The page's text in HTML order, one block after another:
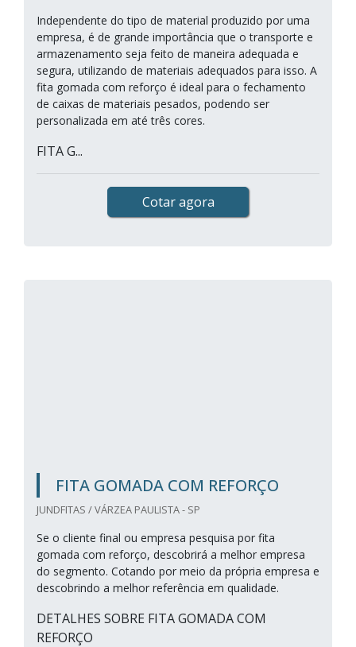
Independente do tipo de material produzido por uma
empresa, é de grande importância que o transporte e
armazenamento seja feito de maneira adequada e
segura, utilizando de materiais adequados para isso. A
fita gomada com reforço é ideal para o fechamento
de caixas de materiais pesados, podendo ser
personalizada em até três cores.
FITA G...
Cotar agora
FITA GOMADA COM REFORÇO
JUNDFITAS / VÁRZEA PAULISTA - SP
Se o cliente final ou empresa pesquisa por fita
gomada com reforço, descobrirá a melhor empresa
do segmento. Cotando por meio da própria empresa e
descobrindo a melhor referência em qualidade.
DETALHES SOBRE FITA GOMADA COM
REFORÇO